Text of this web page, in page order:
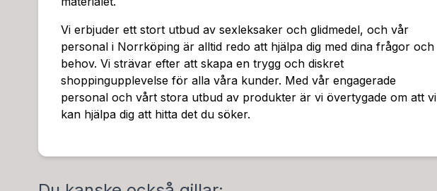
Vi erbjuder ett stort utbud av sexleksaker och glidmedel, och vår
personal i Norrköping är alltid redo att hjälpa dig med dina frågor och
behov. Vi strävar efter att skapa en trygg och diskret
shoppingupplevelse för alla våra kunder. Med vår engagerade
personal och vårt stora utbud av produkter är vi övertygade om att vi
kan hjälpa dig att hitta det du söker.